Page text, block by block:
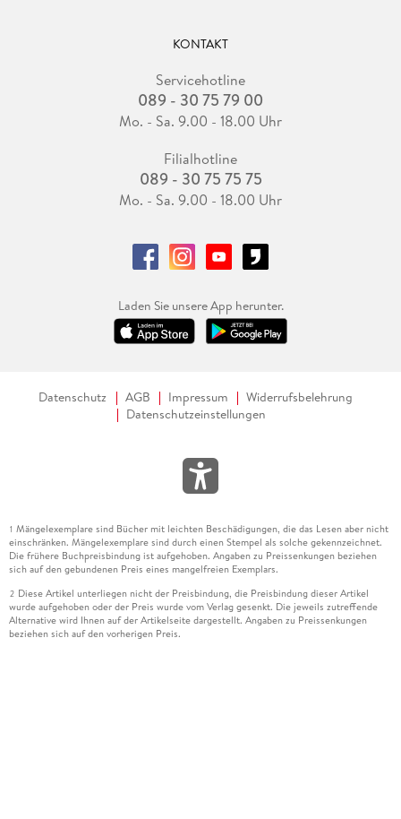
KONTAKT
Servicehotline
089 - 30 75 79 00
Mo. - Sa. 9.00 - 18.00 Uhr
Filialhotline
089 - 30 75 75 75
Mo. - Sa. 9.00 - 18.00 Uhr
Laden Sie unsere App herunter.
Datenschutz AGB Impressum
Widerrufsbelehrung
Datenschutzeinstellungen
1 Mängelexemplare sind Bücher mit leichten Beschädigungen, die das Lesen aber nicht
einschränken. Mängelexemplare sind durch einen Stempel als solche gekennzeichnet.
Die frühere Buchpreisbindung ist aufgehoben. Angaben zu Preissenkungen beziehen
sich auf den gebundenen Preis eines mangelfreien Exemplars.
2 Diese Artikel unterliegen nicht der Preisbindung, die Preisbindung dieser Artikel
wurde aufgehoben oder der Preis wurde vom Verlag gesenkt. Die jeweils zutreffende
Alternative wird Ihnen auf der Artikelseite dargestellt. Angaben zu Preissenkungen
beziehen sich auf den vorherigen Preis.